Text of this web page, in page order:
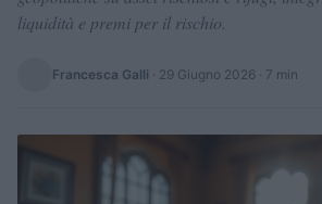
liquidità e premi per il rischio.
Francesca Galli · 29 Giugno 2026 · 7 min